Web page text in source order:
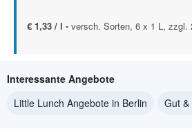
€ 1,33 / l - versch. Sorten, 6 x 1 L, zzgl.
Interessante Angebote
Little Lunch Angebote in Berlin
Gut